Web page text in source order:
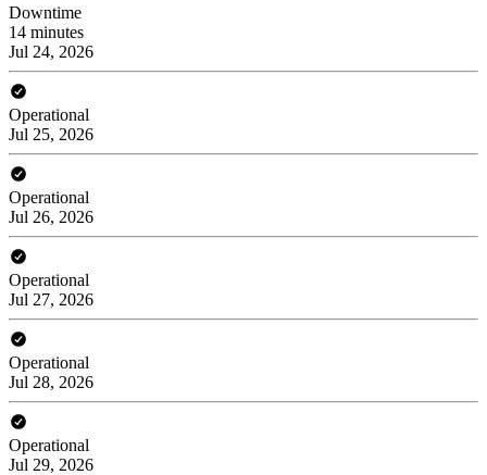
Downtime
14 minutes
Jul 24, 2026
Operational
Jul 25, 2026
Operational
Jul 26, 2026
Operational
Jul 27, 2026
Operational
Jul 28, 2026
Operational
Jul 29, 2026